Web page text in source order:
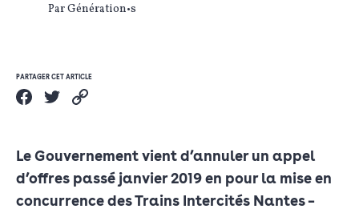
Par Génération•s
PARTAGER CET ARTICLE
Le Gouvernement vient d’annuler un appel
d’offres passé janvier 2019 en pour la mise en
concurrence des Trains Intercités Nantes –